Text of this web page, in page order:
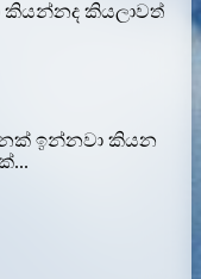
කියන්නද කියලාවත්
ඉන්නවා කියන